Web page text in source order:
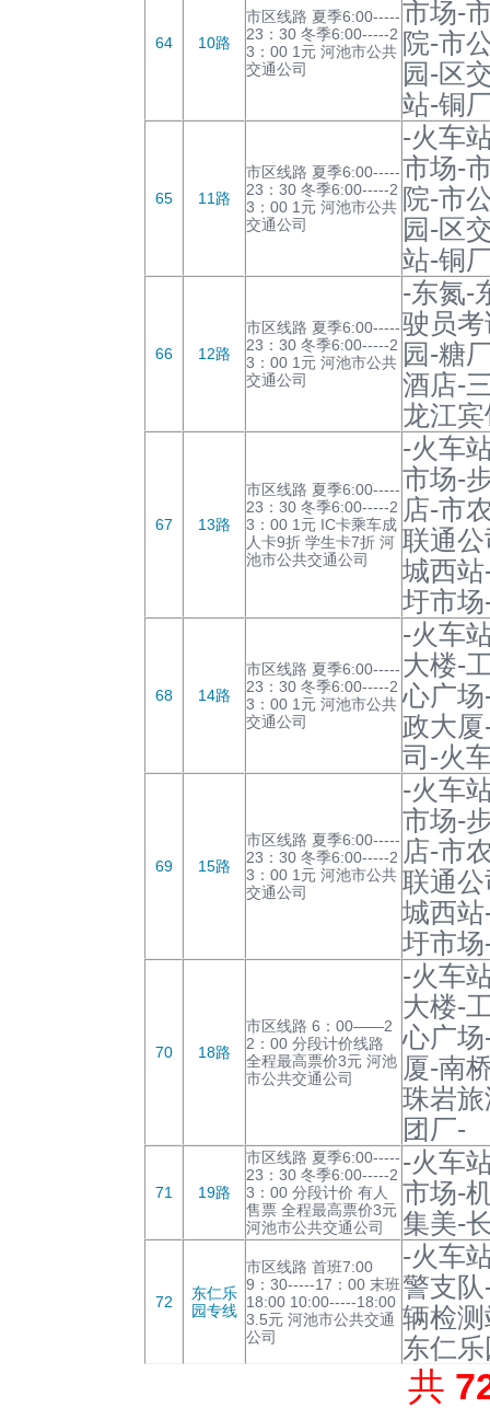
64 10路
市区线路 夏季6:00-----
23：30 冬季6:00-----2
3：00 1元 河池市公共
交通公司
市场-
院-市
园-区
站-铜
65 11路
市区线路 夏季6:00-----
23：30 冬季6:00-----2
3：00 1元 河池市公共
交通公司
-火车
市场-
院-市
园-区
站-铜
66 12路
市区线路 夏季6:00-----
23：30 冬季6:00-----2
3：00 1元 河池市公共
交通公司
-东氮-
驶员
园-糖
酒店-
龙江
67 13路
市区线路 夏季6:00-----
23：30 冬季6:00-----2
3：00 1元 IC卡乘车成
人卡9折 学生卡7折 河
池市公共交通公司
-火车
市场-
店-市
联通
城西
圩市
68 14路
市区线路 夏季6:00-----
23：30 冬季6:00-----2
3：00 1元 河池市公共
交通公司
-火车
大楼-
心广
政大
司-火
69 15路
市区线路 夏季6:00-----
23：30 冬季6:00-----2
3：00 1元 河池市公共
交通公司
-火车
市场-
店-市
联通
城西
圩市
70 18路
市区线路 6：00——2
2：00 分段计价线路
全程最高票价3元 河池
市公共交通公司
-火车
大楼-
心广
厦-南
珠岩
团厂-
71 19路
市区线路 夏季6:00-----
23：30 冬季6:00-----2
3：00 分段计价 有人
售票 全程最高票价3元
河池市公共交通公司
-火车
市场-
集美-
72
东仁乐
园专线
市区线路 首班7:00
9：30-----17：00 末班
18:00 10:00-----18:00
3.5元 河池市公共交通
公司
-火车
警支
辆检
东仁
共